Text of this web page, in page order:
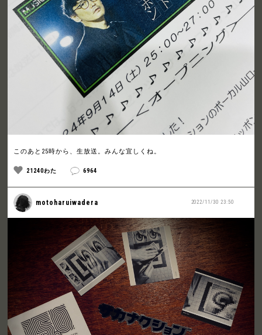
このあと25時から、生放送。みんな宜しくね。
21240わた 6964
2022/11/30 23:50
motoharuiwadera